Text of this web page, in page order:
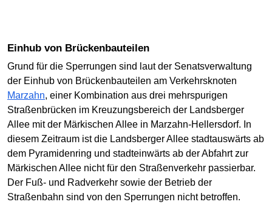
Einhub von Brückenbauteilen
Grund für die Sperrungen sind laut der Senatsverwaltung
der Einhub von Brückenbauteilen am Verkehrsknoten
Marzahn, einer Kombination aus drei mehrspurigen
Straßenbrücken im Kreuzungsbereich der Landsberger
Allee mit der Märkischen Allee in Marzahn-Hellersdorf. In
diesem Zeitraum ist die Landsberger Allee stadtauswärts ab
dem Pyramidenring und stadteinwärts ab der Abfahrt zur
Märkischen Allee nicht für den Straßenverkehr passierbar.
Der Fuß- und Radverkehr sowie der Betrieb der
Straßenbahn sind von den Sperrungen nicht betroffen.